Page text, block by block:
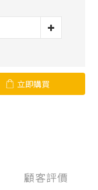
立即購買
顧客評價